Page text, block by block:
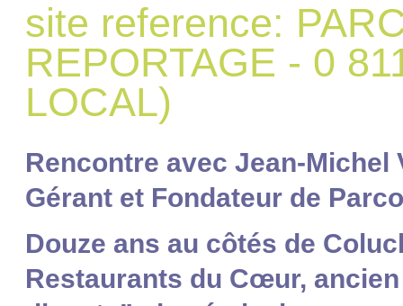
site reference:
REPORTAGE - 0
LOCAL)
Rencontre avec Jean-Michel
Gérant et Fondateur de
Douze ans au côtés de
Restaurants du Cœur,